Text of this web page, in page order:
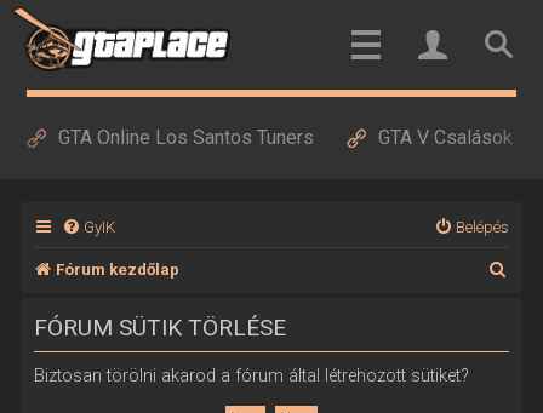
GTA Online Los Santos Tuners GTA V Csalások
GyIK Belépés
Fórum kezdőlap
FÓRUM SÜTIK TÖRLÉSE
Biztosan törölni akarod a fórum által létrehozott sütiket?